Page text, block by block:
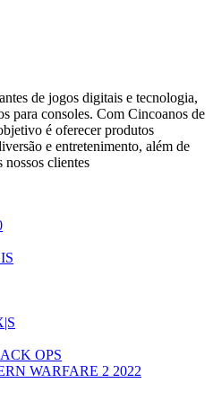
de jogos digitais e tecnologia,
para consoles. Com Cincoanos de
é oferecer produtos
e entretenimento, além de
nossos clientes
OPS
WARFARE 2 2022